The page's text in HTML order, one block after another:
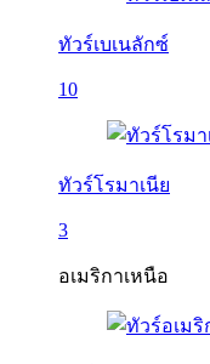
ทัวร์เบเนลักซ์
10
ทัวร์โรมาเนีย
3
อเมริกาเหนือ